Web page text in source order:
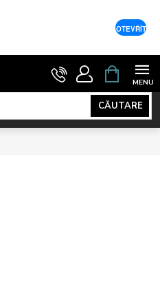
CĂUTARE
COŞ
DE
OTEVŘÍT